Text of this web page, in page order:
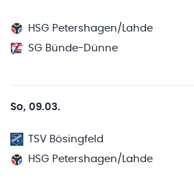
HSG Petershagen/Lahde
SG Bünde-Dünne
So, 09.03.
TSV Bösingfeld
HSG Petershagen/Lahde